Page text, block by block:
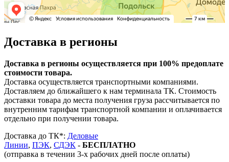
Доставка в регионы
Доставка в регионы осуществляется при 100% предоплате
стоимости товара.
Доставка осуществляется транспортными компаниями.
Доставляем до ближайшего к нам терминала ТК. Стоимость
доставки товара до места получения груза рассчитывается по
внутренним тарифам транспортной компании и оплачивается
отдельно при получении товара.
Доставка до ТК*: Деловые
Линии, ПЭК, СДЭК - БЕСПЛАТНО
(отправка в течении 3-х рабочих дней после оплаты)